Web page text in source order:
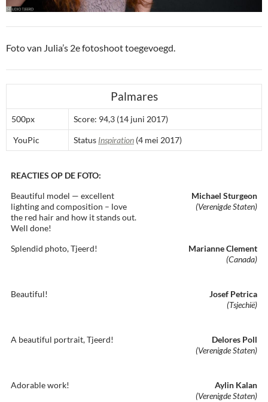
Foto van Julia’s 2e fotoshoot toegevoegd.
Palmares
500px Score: 94,3 (14 juni 2017)
YouPic Status Inspiration (4 mei 2017)
REACTIES OP DE FOTO:
Beautiful model — excellent
lighting and composition – love
the red hair and how it stands out.
Well done!
Michael Sturgeon
(Verenigde Staten)
Splendid photo, Tjeerd!
Marianne Clement
(Canada)
Beautiful!
Josef Petrica
(Tsjechië)
A beautiful portrait, Tjeerd!
Delores Poll
(Verenigde Staten)
Adorable work!
Aylin Kalan
(Verenigde Staten)